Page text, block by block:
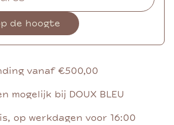
de hoogte
vanaf €500,00
mogelijk bij DOUX BLEU
op werkdagen voor 16:00